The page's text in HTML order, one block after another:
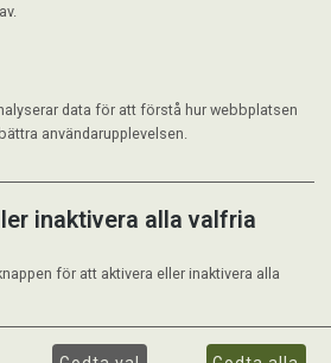
data för att förstå hur webbplatsen
användarupplevelsen.
inaktivera alla valfria
för att aktivera eller inaktivera alla